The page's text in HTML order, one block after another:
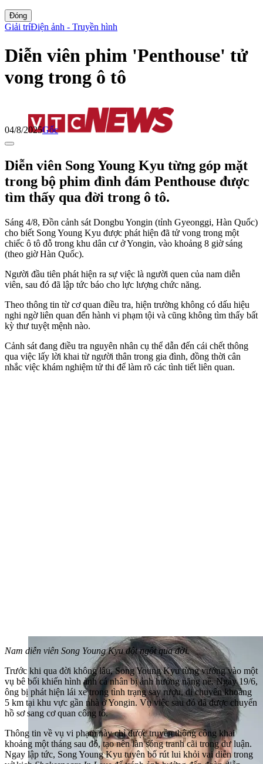
Đóng
Giải tríĐiện ảnh - Truyền hình
Diễn viên phim 'Penthouse' tử
vong trong ô tô
04/8/2025Gốc
Diễn viên Song Young Kyu từng góp mặt
trong bộ phim đình đám Penthouse được
tìm thấy qua đời trong ô tô.
Sáng 4/8, Đồn cảnh sát Dongbu Yongin (tỉnh Gyeonggi, Hàn Quốc)
cho biết Song Young Kyu được phát hiện đã tử vong trong một
chiếc ô tô đỗ trong khu dân cư ở Yongin, vào khoảng 8 giờ sáng
(theo giờ Hàn Quốc).
Người đầu tiên phát hiện ra sự việc là người quen của nam diễn
viên, sau đó đã lập tức báo cho lực lượng chức năng.
Theo thông tin từ cơ quan điều tra, hiện trường không có dấu hiệu
nghi ngờ liên quan đến hành vi phạm tội và cũng không tìm thấy bất
kỳ thư tuyệt mệnh nào.
Cảnh sát đang điều tra nguyên nhân cụ thể dẫn đến cái chết thông
qua việc lấy lời khai từ người thân trong gia đình, đồng thời cân
nhắc việc khám nghiệm tử thi để làm rõ các tình tiết liên quan.
Nam diễn viên Song Young Kyu đột ngột qua đời.
Trước khi qua đời không lâu, Song Young Kyu từng vướng vào một
vụ bê bối khiến hình ảnh cá nhân bị ảnh hưởng nặng nề. Ngày 19/6,
ông bị phát hiện lái xe trong tình trạng say rượu, di chuyển khoảng
5 km tại khu vực gần nhà ở Yongin. Vụ việc sau đó đã được chuyển
hồ sơ sang cơ quan công tố.
Thông tin về vụ vi phạm này chỉ được truyền thông công khai
khoảng một tháng sau đó, tạo nên làn sóng tranh cãi trong dư luận.
Ngay lập tức, Song Young Kyu tuyên bố rút lui khỏi vai diễn trong